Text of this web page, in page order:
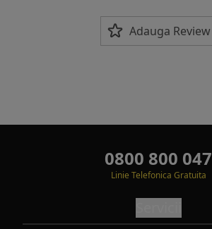
Adauga Review
0800 800 047
Linie Telefonica Gratuita